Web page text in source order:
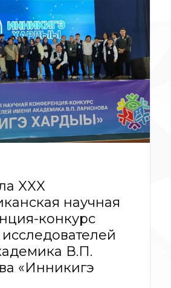
XXX
научная
конкурс
В.П.
«Инникигэ